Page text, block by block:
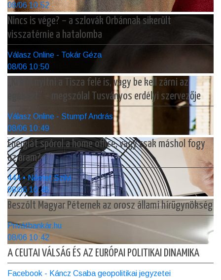
08/06 10:52
Nincs is vége? – a szlovák Orbánnak sikerült
visszatérnie a hatalomba
Válasz Online - Tokár Géza
08/06 10:50
„Ki kell nyitni a Tisza felé is, vagy be kell zárni az
egészet” – megszólal Tusványos erdélyi szervezője
Válasz Online - Stumpf András
08/06 10:49
Energiát spórol a home office, vagy csak máshol fogy
az áram?
444 • Német Szilvi
08/06 10:45
Beszólt Magyar Péternek az orosz állami hírügynökség
Privátbankár.hu
08/06 10:42
A CEUTAI VÁLSÁG ÉS AZ EURÓPAI POLITIKAI DINAMIKA
Facebook - Káncz Csaba geopolitikai jegyzetei